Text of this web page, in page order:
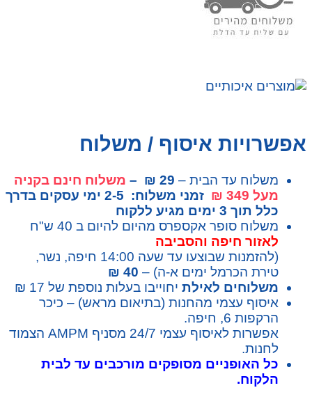
אפשרויות איסוף / משלוח
משלוח עד הבית – 29 ₪ –
משלוח חינם בקניה
מעל 349 ₪
זמני משלוח: 2-5 ימי עסקים בדרך
כלל תוך 3 ימים מגיע ללקוח
משלוח סופר אקספרס מהיום להיום ב 40 ש"ח
לאזור חיפה והסביבה
(להזמנות שבוצעו עד שעה 14:00 חיפה, נשר,
טירת הכרמל ימים א-ה) – 40 ₪
משלוחים לאילתיחוייבו בעלות נוספת של 17 ₪
איסוף עצמי מהחנות (בתיאום מראש) – כיכר
הרקפות 6, חיפה.
אפשרות לאיסוף עצמי 24/7 מסניף AMPM הצמוד
לחנות.
כל האופניים מסופקים מורכבים עד לבית
הלקוח.